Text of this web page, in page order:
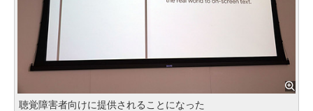
聴覚障害者向けに提供されることになった